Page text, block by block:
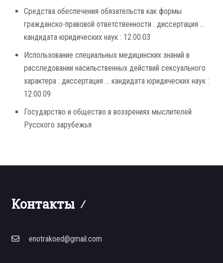
Средства обеспечения обязательств как формы
гражданско-правовой ответственности : диссертация ...
кандидата юридических наук : 12.00.03
Использование специальных медицинских знаний в
расследовании насильственных действий сексуального
характера : диссертация ... кандидата юридических наук :
12.00.09
Государство и общество в воззрениях мыслителей
Русского зарубежья
Контакты
enotrakoed@gmail.com